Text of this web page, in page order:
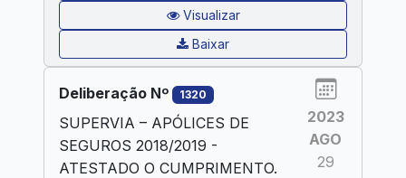
Visualizar
Baixar
Deliberação Nº 1320
SUPERVIA – APÓLICES DE
SEGUROS 2018/2019 -
ATESTADO O CUMPRIMENTO.
2023
AGO
29